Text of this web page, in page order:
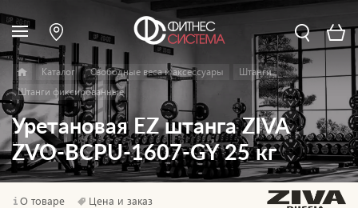
Каталог Свободные веса и аксессуары
Штанги
Штанги фиксированные
Уретановая EZ штанга ZIVA
ZVO-BCPU-1607-GY 25 кг
О товаре Цена и заказ